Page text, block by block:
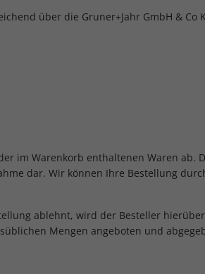
über die Gruner+Jahr GmbH & Co
im Warenkorb enthaltenen Waren ab.
dar. Wir können Ihre Bestellung
ablehnt, wird der Besteller
Mengen angeboten und